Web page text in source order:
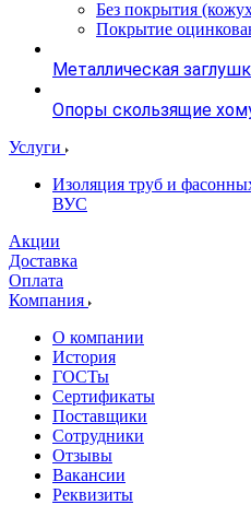
Без покрытия
Покрытие
Металлическая
Опоры скользящие
Услуги
Изоляция труб и
ВУС
Акции
Доставка
Оплата
Компания
О компании
История
ГОСТы
Сертификаты
Поставщики
Сотрудники
Отзывы
Вакансии
Реквизиты